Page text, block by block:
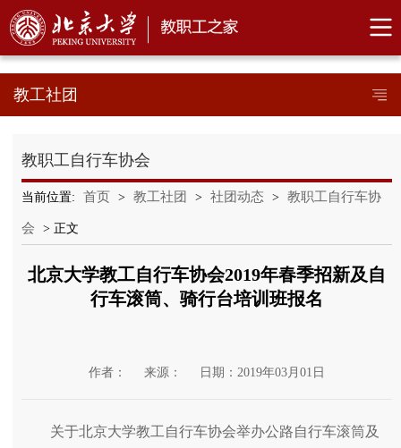
教工社团
教职工自行车协会
当前位置: 首页 > 教工社团 > 社团动态 > 教职工自行车协
会 > 正文
北京大学教工自行车协会2019年春季招新及自
行车滚筒、骑行台培训班报名
作者： 来源： 日期：2019年03月01日
关于北京大学教工自行车协会举办公路自行车滚筒及